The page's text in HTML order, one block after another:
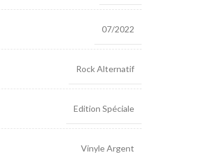
07/2022
Rock Alternatif
Edition Spéciale
Vinyle Argent